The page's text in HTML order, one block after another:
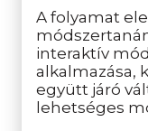
A folyamat
interaktív
alkalmazása,
együtt járó
lehetséges